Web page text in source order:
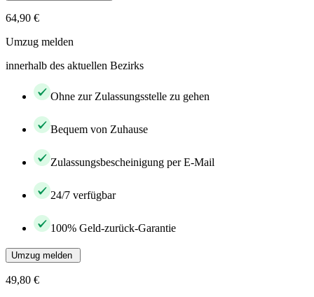
64,90 €
Umzug melden
innerhalb des aktuellen Bezirks
Ohne zur Zulassungsstelle zu gehen
Bequem von Zuhause
Zulassungsbescheinigung per E-Mail
24/7 verfügbar
100% Geld-zurück-Garantie
Umzug melden
49,80 €